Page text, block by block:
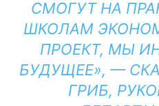
СМОГУТ НА
ШКОЛАМ
ПРОЕКТ, МЫ
БУДУЩЕЕ», —
ГРИБ,